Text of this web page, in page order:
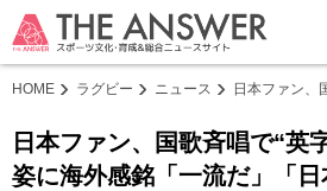
HOME ラグビー ニュース 日本ファン、
日本ファン、国歌斉唱で“英
姿に海外感銘「一流だ」「日